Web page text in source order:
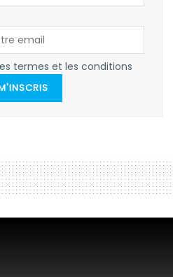
termes et les conditions